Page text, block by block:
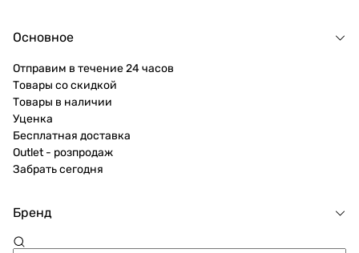
Основное
Отправим в течение 24 часов
Товары со скидкой
Товары в наличии
Уценка
Бесплатная доставка
Outlet - розпродаж
Забрать сегодня
Бренд